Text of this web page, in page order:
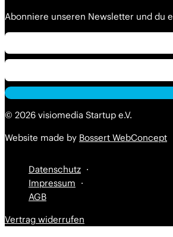
Abonniere unseren Newsletter und du
© 2026 visiomedia Startup e.V.
Website made by Bossert WebConcept
Datenschutz
Impressum
AGB
Vertrag widerrufen